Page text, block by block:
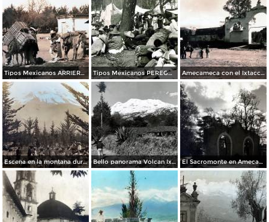
Tipos Mexicanos ARRIEROS de Amecameca Por el Fotógrafo Hugo Brehme. Tipos Mexicanos PEREGRINOS de Amecameca Por el Fotógrafo Hugo Brehme. Amecameca con el Ixtaccihuatl por el Fotógrafos Hugo Brehme.
Escena en la montana durante la Revolucion Mexicana por el Fotógrafo Walter H. Horne. ( Circulada el 25 de Septiembre de 1916 ). Bello panorama Volcan Ixtaccihuatl en Amecameca, Edo de México El Sacromonte en Amecameca, Edo de México.